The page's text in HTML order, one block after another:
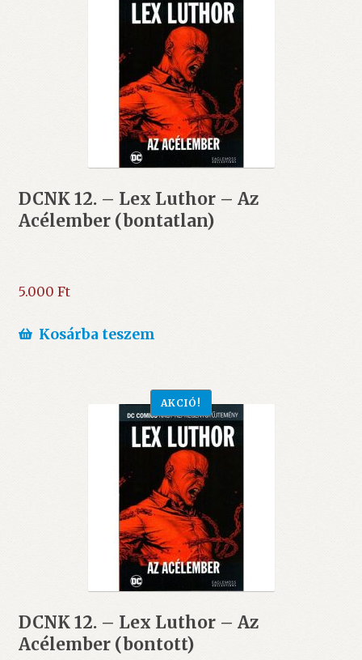
DCNK 12. – Lex Luthor – Az
Acélember (bontatlan)
5.000 Ft
Kosárba teszem
DCNK 12. – Lex Luthor – Az
Acélember (bontott)
AKCIÓ!